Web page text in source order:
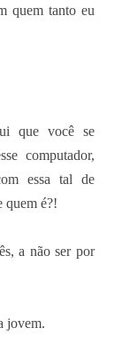
quem tanto eu
que você se
computador,
essa tal de
quem é?!
a não ser por
jovem.